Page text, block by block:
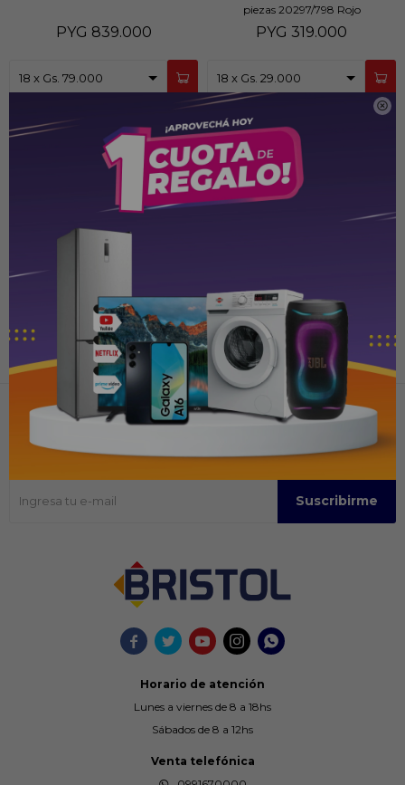

PYG 839.000
piezas 20297/798 Rojo
PYG 319.000
    
Horario de atención
Lunes a viernes de 8 a 18hs
Sábados de 8 a 12hs
Venta telefónica
Recibir ofertas y promociones
Suscríbase para obtener información sobre productos y cupones
Suscribirme